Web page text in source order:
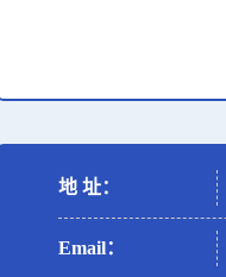
地 址：
Email：